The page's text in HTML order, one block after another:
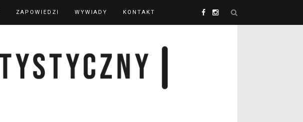
ZAPOWIEDZI WYWIADY KONTAKT